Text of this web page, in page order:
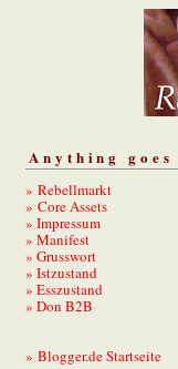
Anything goes
» Rebellmarkt
» Core Assets
» Impressum
» Manifest
» Grusswort
» Istzustand
» Esszustand
» Don B2B
» Blogger.de Startseite